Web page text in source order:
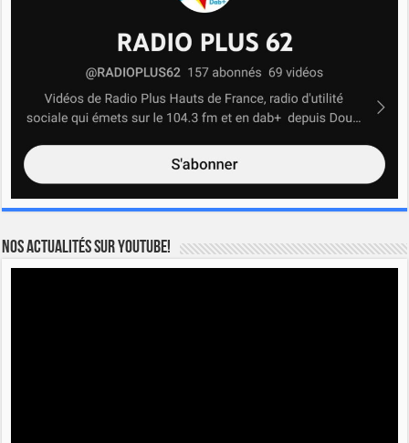
Nos actualités sur YOUTUBE!